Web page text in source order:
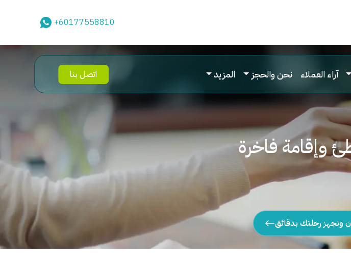
+60177558810
آراء العملاء نحن والحجز المزيد اتصل بنا
وإقامة فاخرة
ونجهز رحلتك بدقائق